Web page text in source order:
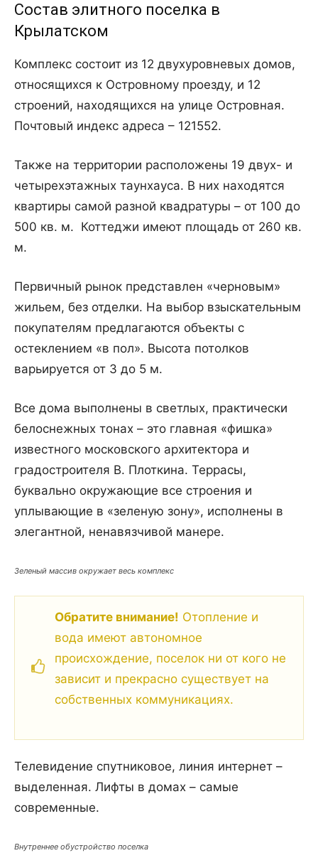
Состав элитного поселка в
Крылатском
Комплекс состоит из 12 двухуровневых домов,
относящихся к Островному проезду, и 12
строений, находящихся на улице Островная.
Почтовый индекс адреса – 121552.
Также на территории расположены 19 двух- и
четырехэтажных таунхауса. В них находятся
квартиры самой разной квадратуры – от 100 до
500 кв. м. Коттеджи имеют площадь от 260 кв.
м.
Первичный рынок представлен «черновым»
жильем, без отделки. На выбор взыскательным
покупателям предлагаются объекты с
остеклением «в пол». Высота потолков
варьируется от 3 до 5 м.
Все дома выполнены в светлых, практически
белоснежных тонах – это главная «фишка»
известного московского архитектора и
градостроителя В. Плоткина. Террасы,
буквально окружающие все строения и
уплывающие в «зеленую зону», исполнены в
элегантной, ненавязчивой манере.
Зеленый массив окружает весь комплекс
Обратите внимание! Отопление и
вода имеют автономное
происхождение, поселок ни от кого не
зависит и прекрасно существует на
собственных коммуникациях.
Телевидение спутниковое, линия интернет –
выделенная. Лифты в домах – самые
современные.
Внутреннее обустройство поселка